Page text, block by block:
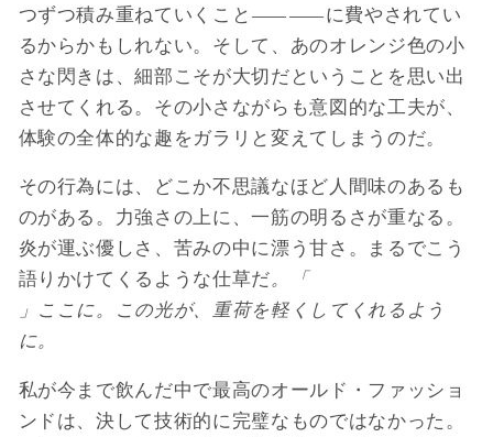
つずつ積み重ねていくこと――に費やされてい
るからかもしれない。そして、あのオレンジ色の小
さな閃きは、細部こそが大切だということを思い出
させてくれる。その小さながらも意図的な工夫が、
体験の全体的な趣をガラリと変えてしまうのだ。
その行為には、どこか不思議なほど人間味のあるも
のがある。力強さの上に、一筋の明るさが重なる。
炎が運ぶ優しさ、苦みの中に漂う甘さ。まるでこう
語りかけてくるような仕草だ。「
」ここに。この光が、重荷を軽くしてくれるよう
に。
私が今まで飲んだ中で最高のオールド・ファッショ
ンドは、決して技術的に完璧なものではなかった。